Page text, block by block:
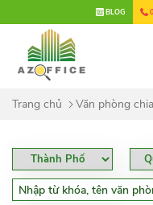
BLOG
Trang chủ Văn phòng